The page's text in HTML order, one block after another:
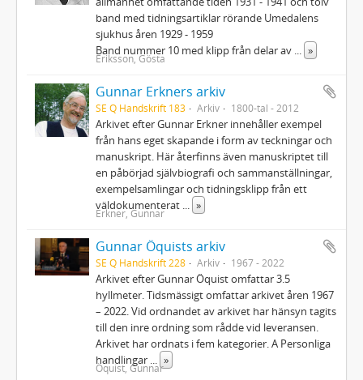
band med tidningsartiklar rörande Umedalens
sjukhus åren 1929 - 1959
Band nummer 10 med klipp från delar av
»
Eriksson, Gösta
Gunnar Erkners arkiv
SE Q Handskrift 183 Arkiv 1800-tal - 2012
Arkivet efter Gunnar Erkner innehåller exempel
från hans eget skapande i form av teckningar och
manuskript. Här återfinns även manuskriptet till
en påbörjad självbiografi och sammanställningar,
exempelsamlingar och tidningsklipp från ett
väldokumenterat
»
Erkner, Gunnar
Gunnar Öquists arkiv
SE Q Handskrift 228 Arkiv 1967 - 2022
Arkivet efter Gunnar Öquist omfattar 3.5
hyllmeter. Tidsmässigt omfattar arkivet åren 1967
– 2022. Vid ordnandet av arkivet har hänsyn tagits
till den inre ordning som rådde vid leveransen.
Arkivet har ordnats i fem kategorier. A Personliga
handlingar
»
Öquist, Gunnar